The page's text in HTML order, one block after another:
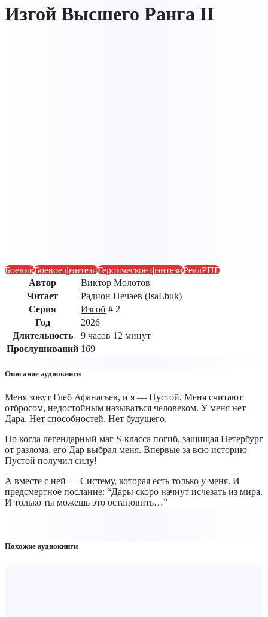
Изгой Высшего Ранга II
БоевикБоевое фэнтезиГероическое фэнтезиРеалРПГ
Автор
Виктор Молотов
Читает
Радион Нечаев (IsaLbuk)
Серия
Изгой # 2
Год
2026
Длительность
9 часов 12 минут
Прослушиваний 169
Описание аудиокниги
Меня зовут Глеб Афанасьев, и я — Пустой. Меня считают
отбросом, недостойным называться человеком. У меня нет
Дара. Нет способностей. Нет будущего.
Но когда легендарный маг S-класса погиб, защищая Петербург
от разлома, его Дар выбрал меня. Впервые за всю историю
Пустой получил силу!
А вместе с ней — Систему, которая есть только у меня. И
предсмертное послание: “Дары скоро начнут исчезать из мира.
И только ты можешь это остановить…”
Похожие аудиокниги